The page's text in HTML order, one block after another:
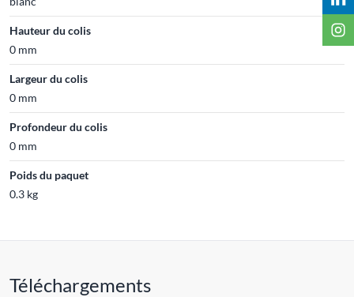
Hauteur du colis
0 mm
Largeur du colis
0 mm
Profondeur du colis
0 mm
Poids du paquet
0.3 kg
Téléchargements